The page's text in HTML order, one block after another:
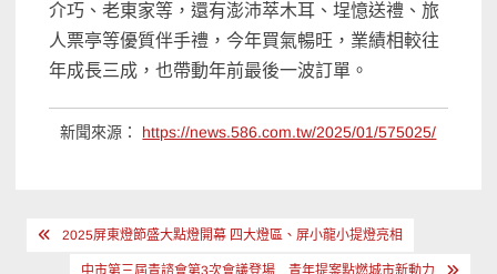
介巧、老東家等，還有澎沛萃木耳、埕憶送禮、旅
人票亭等優質伴手禮，今年買氣暢旺，業績相較往
年成長三成，也帶動年前最後一波訂單。
新聞來源： https://news.586.com.tw/2025/01/575025/
文 2025屏東燈節盛大點燈開幕 四大燈區、屏小龍小提燈亮相